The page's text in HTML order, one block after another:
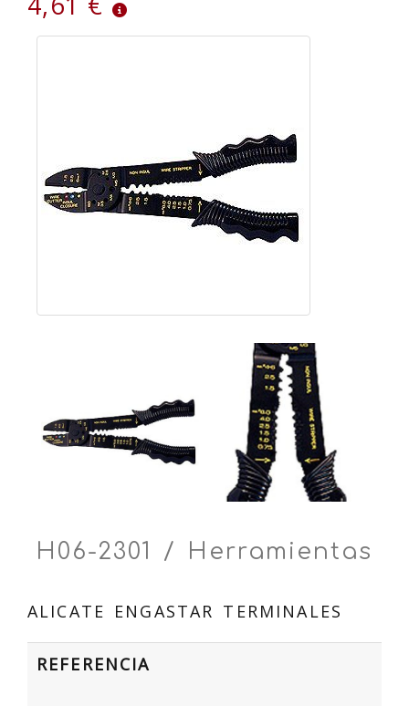
H06-2301 / Herramientas
ALICATE ENGASTAR TERMINALES
REFERENCIA